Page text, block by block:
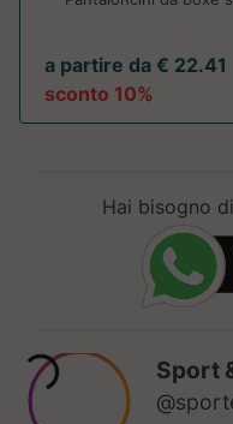
a partire da € 22.41
sconto 10%
Hai bisogno